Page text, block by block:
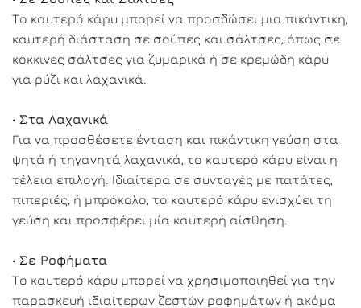
Το καυτερό κάρυ μπορεί να προσδώσει μια πικάντικη,
καυτερή διάσταση σε σούπες και σάλτσες, όπως σε
κόκκινες σάλτσες για ζυμαρικά ή σε κρεμώδη κάρυ
για ρύζι και λαχανικά.
• Στα Λαχανικά
Για να προσθέσετε ένταση και πικάντικη γεύση στα
ψητά ή τηγανητά λαχανικά, το καυτερό κάρυ είναι η
τέλεια επιλογή. Ιδιαίτερα σε συνταγές με πατάτες,
πιπεριές, ή μπρόκολο, το καυτερό κάρυ ενισχύει τη
γεύση και προσφέρει μία καυτερή αίσθηση.
• Σε Ροφήματα
Το καυτερό κάρυ μπορεί να χρησιμοποιηθεί για την
παρασκευή ιδιαίτερων ζεστών ροφημάτων ή ακόμα